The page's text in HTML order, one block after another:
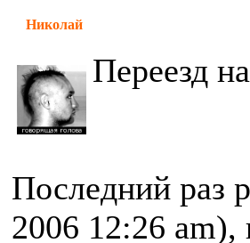
Николай
Переезд
Последний раз
2006 12:26 am),